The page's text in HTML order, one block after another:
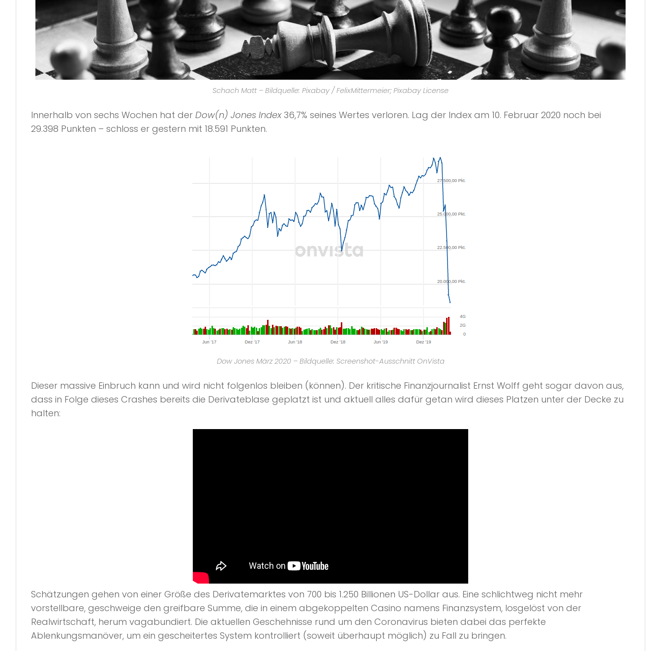
Schach Matt – Bildquelle: Pixabay / FelixMittermeier; Pixabay License
Innerhalb von sechs Wochen hat der Dow(n) Jones Index36,7% seines Wertes verloren. Lag der Index am 10. Februar 2020 noch bei
29.398 Punkten – schloss er gestern mit 18.591 Punkten.
Dow Jones März 2020 – Bildquelle: Screenshot-Ausschnitt OnVista
Dieser massive Einbruch kann und wird nicht folgenlos bleiben (können). Der kritische Finanzjournalist Ernst Wolff geht sogar davon aus,
dass in Folge dieses Crashes bereits die Derivateblase geplatzt ist und aktuell alles dafür getan wird dieses Platzen unter der Decke zu
halten:
Schätzungen gehen von einer Größe des Derivatemarktes von 700 bis 1.250 Billionen US-Dollar aus. Eine schlichtweg nicht mehr
vorstellbare, geschweige den greifbare Summe, die in einem abgekoppelten Casino namens Finanzsystem, losgelöst von der
Realwirtschaft, herum vagabundiert. Die aktuellen Geschehnisse rund um den Coronavirus bieten dabei das perfekte
Ablenkungsmanöver, um ein gescheitertes System kontrolliert (soweit überhaupt möglich) zu Fall zu bringen.